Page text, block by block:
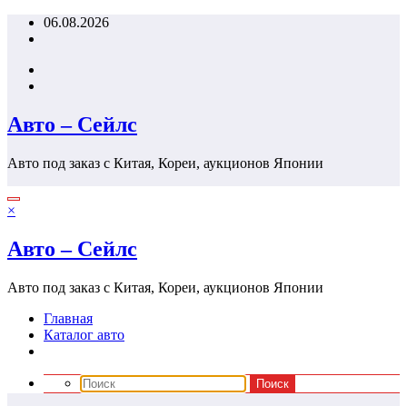
Перейти06.08.2026
Авто – Сейлс
Авто под заказ с Китая, Кореи, аукционов Японии
×
Авто – Сейлс
Авто под заказ с Китая, Кореи, аукционов Японии
Главная
Каталог авто